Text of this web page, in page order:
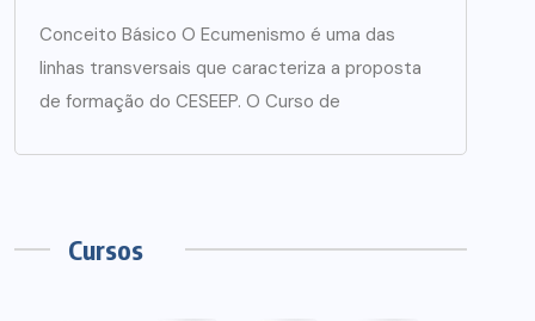
Conceito Básico O Ecumenismo é uma das
linhas transversais que caracteriza a proposta
de formação do CESEEP. O Curso de
Cursos